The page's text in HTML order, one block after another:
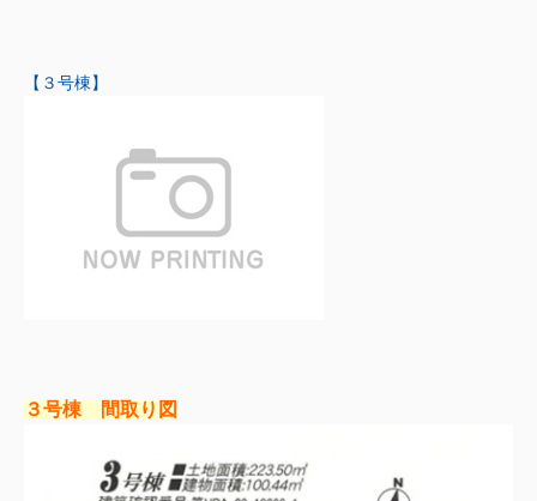
【３号棟】
３号棟 間取り図